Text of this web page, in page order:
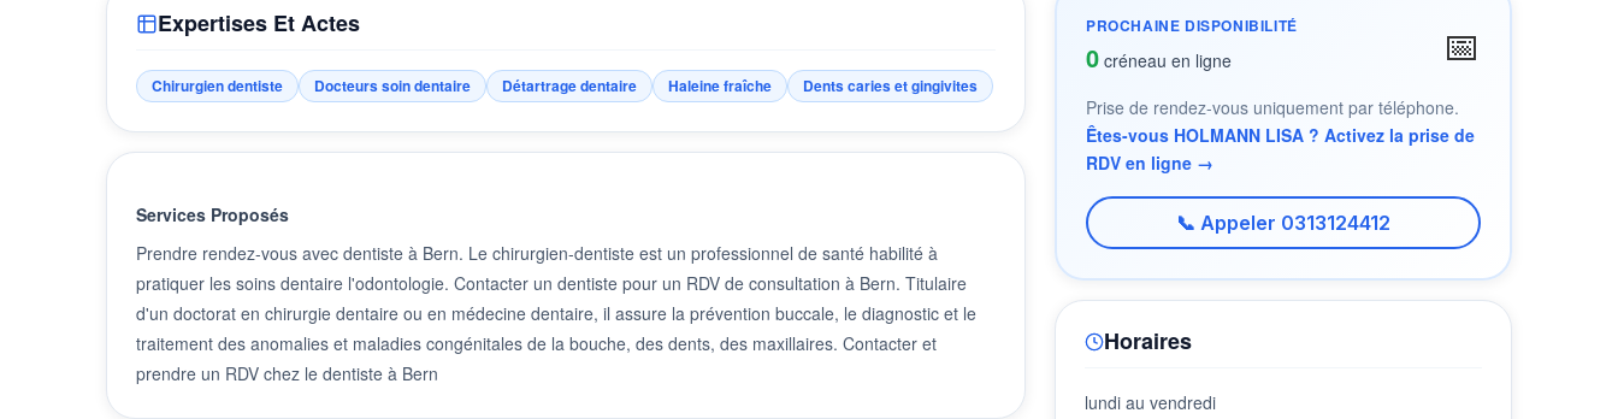
Expertises Et Actes
Chirurgien dentiste Docteurs soin dentaire Détartrage dentaire Haleine fraîche Dents caries et gingivites
Services Proposés
Prendre rendez-vous avec dentiste à Bern. Le chirurgien-dentiste est un professionnel de santé habilité à
pratiquer les soins dentaire l'odontologie. Contacter un dentiste pour un RDV de consultation à Bern. Titulaire
d'un doctorat en chirurgie dentaire ou en médecine dentaire, il assure la prévention buccale, le diagnostic et le
traitement des anomalies et maladies congénitales de la bouche, des dents, des maxillaires. Contacter et
prendre un RDV chez le dentiste à Bern
PROCHAINE DISPONIBILITÉ
0 créneau en ligne 📅
Prise de rendez-vous uniquement par téléphone.
Êtes-vous HOLMANN LISA ? Activez la prise de
RDV en ligne →
📞 Appeler 0313124412
Horaires
lundi au vendredi